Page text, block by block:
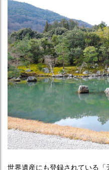
世界遺産にも登録されている